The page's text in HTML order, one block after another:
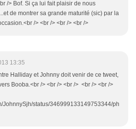
/> Bof. Si ça lui fait plaisir de nous
de montrer sa grande maturité (sic) par la
/> <br /> <br /> <br />
13:35
Halliday et Johnny doit venir de ce tweet,
Booba.<br /> <br /> <br /> <br /> <br />
JohnnySjh/status/346999133149753344/ph